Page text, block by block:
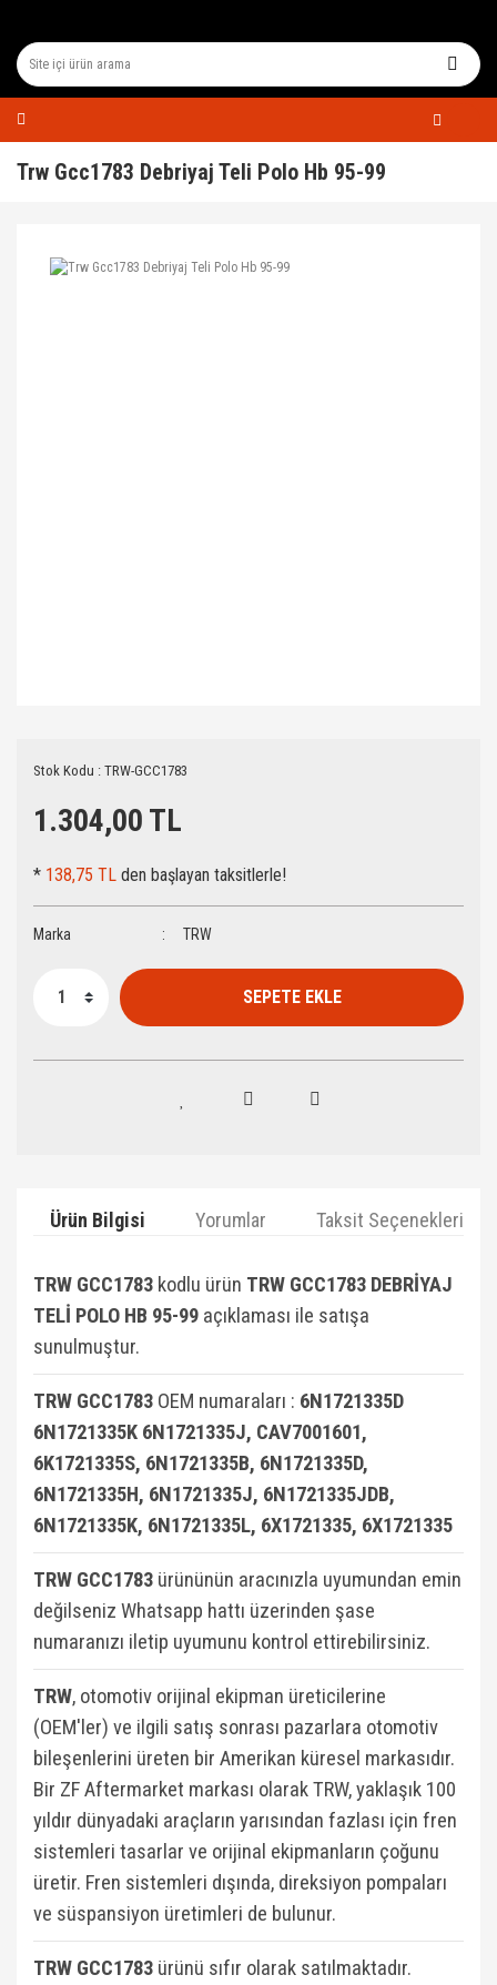
Trw Gcc1783 Debriyaj Teli Polo Hb 95-99
Stok Kodu : TRW-GCC1783
1.304,00 TL
* 138,75 TL den başlayan taksitlerle!
Marka TRW
SEPETE EKLE
Ürün Bilgisi Yorumlar Taksit Seçenekleri
TRW GCC1783 kodlu ürün TRW GCC1783 DEBRİYAJ
TELİ POLO HB 95-99 açıklaması ile satışa
sunulmuştur.
TRW GCC1783 OEM numaraları : 6N1721335D
6N1721335K 6N1721335J, CAV7001601,
6K1721335S, 6N1721335B, 6N1721335D,
6N1721335H, 6N1721335J, 6N1721335JDB,
6N1721335K, 6N1721335L, 6X1721335, 6X1721335
TRW GCC1783 ürününün aracınızla uyumundan emin
değilseniz Whatsapp hattı üzerinden şase
numaranızı iletip uyumunu kontrol ettirebilirsiniz.
TRW, otomotiv orijinal ekipman üreticilerine
(OEM'ler) ve ilgili satış sonrası pazarlara otomotiv
bileşenlerini üreten bir Amerikan küresel markasıdır.
Bir ZF Aftermarket markası olarak TRW, yaklaşık 100
yıldır dünyadaki araçların yarısından fazlası için fren
sistemleri tasarlar ve orijinal ekipmanların çoğunu
üretir. Fren sistemleri dışında, direksiyon pompaları
ve süspansiyon üretimleri de bulunur.
TRW GCC1783 ürünü sıfır olarak satılmaktadır.